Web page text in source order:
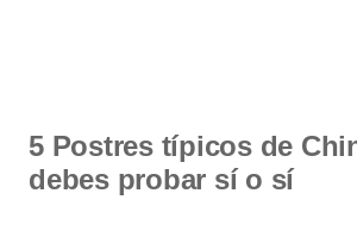
5 Postres típicos de
debes probar sí o sí